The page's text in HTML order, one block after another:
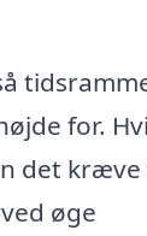
for.
det kræve
øge